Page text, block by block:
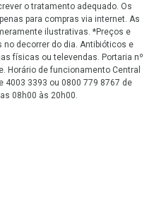
o tratamento adequado. Os
para compras via internet. As
ilustrativas. *Preços e
decorrer do dia. Antibióticos e
físicas ou televendas. Portaria nº
Horário de funcionamento Central
4003 3393 ou 0800 779 8767 de
08h00 às 20h00.